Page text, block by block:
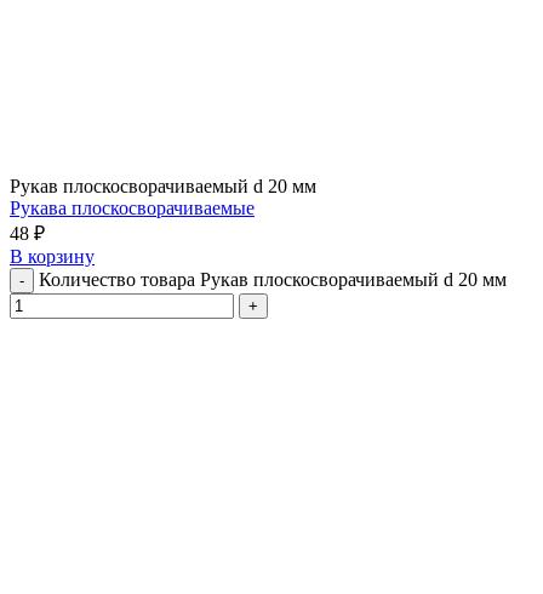
Рукав плоскосворачиваемый d 20 мм
Рукава плоскосворачиваемые
48 ₽
В корзину
Количество товара Рукав плоскосворачиваемый d 20 мм